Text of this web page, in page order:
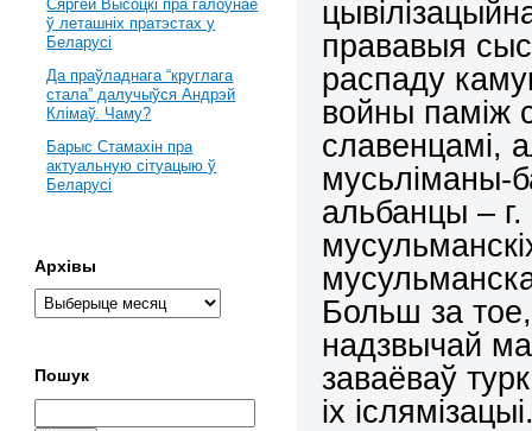
прававыя
распаду
войны паміж
славенцамі,
мусьліманы-
альбанцы –
Больш за тое,
надзвычай
заваёваў
іх
Сяргей Высоцкі пра галоўнае
ў леташніх пратэстах у
Беларусі
Да праўладнага “круглага
стала” далучыўся Андрэй
Клімаў. Чаму?
Барыс Стамахін пра
актуальную сітуацыю ў
Беларусі
Архівы
Пошук